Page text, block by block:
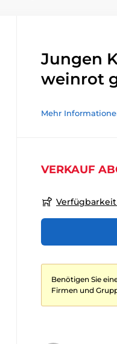
Jungen
weinrot
Mehr
VERKAUF
Benötigen Sie
Firmen und